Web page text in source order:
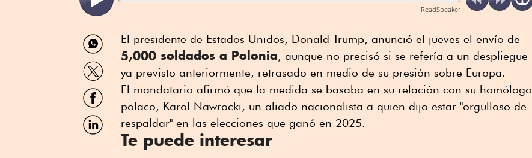
ReadSpeaker
Compartir
por
WhatsApp
Compartir
por
Twitter
Compartir
por
Facebook
Compartir
por
El presidente de Estados Unidos, Donald Trump, anunció el jueves el envío de
5,000 soldados a Polonia, aunque no precisó si se refería a un despliegue
ya previsto anteriormente, retrasado en medio de su presión sobre Europa.
El mandatario afirmó que la medida se basaba en su relación con su homólogo
polaco, Karol Nawrocki, un aliado nacionalista a quien dijo estar "orgulloso de
respaldar" en las elecciones que ganó en 2025.
Te puede interesar